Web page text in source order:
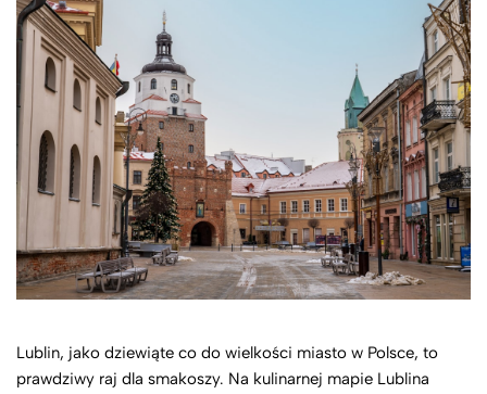
Lublin, jako dziewiąte co do wielkości miasto w Polsce, to
prawdziwy raj dla smakoszy. Na kulinarnej mapie Lublina